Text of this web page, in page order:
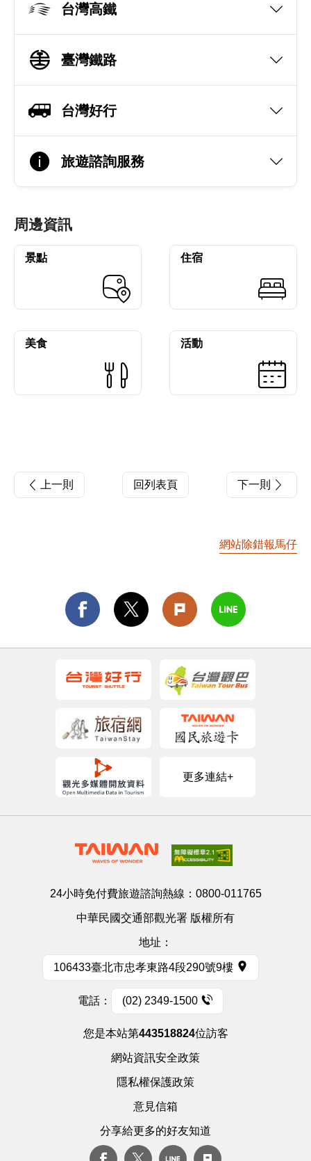
台灣高鐵
臺灣鐵路
台灣好行
旅遊諮詢服務
周邊資訊
景點 住宿
美食 活動
上一則 回列表頁 下一則
網站除錯報馬仔
更多連結+
24小時免付費旅遊諮詢熱線： 0800-011765
中華民國交通部觀光署 版權所有
地址：
106433臺北市忠孝東路4段290號9樓
電話： (02) 2349-1500
您是本站第443518824位訪客
網站資訊安全政策
隱私權保護政策
意見信箱
分享給更多的好友知道